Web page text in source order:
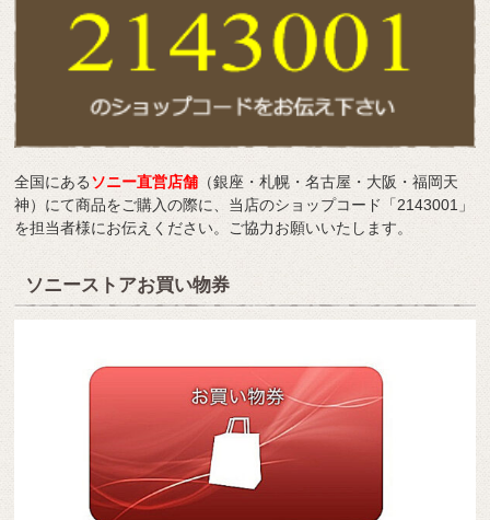
全国にあるソニー直営店舗 （銀座・札幌・名古屋・大阪・福岡天
神）にて商品をご購入の際に、当店のショップコード「2143001」
を担当者様にお伝えください。ご協力お願いいたします。
ソニーストアお買い物券